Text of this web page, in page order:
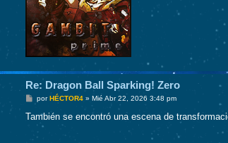
Re: Dragon Ball Sparking! Zero
M
n
s
porHÉCTOR4» Mié Abr 22, 2026 3:48 pm
También se encontró una escena de